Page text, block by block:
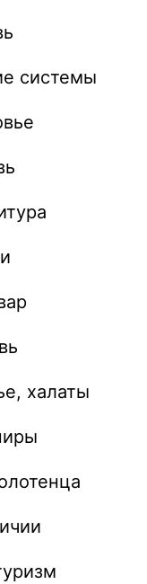
системы
халаты